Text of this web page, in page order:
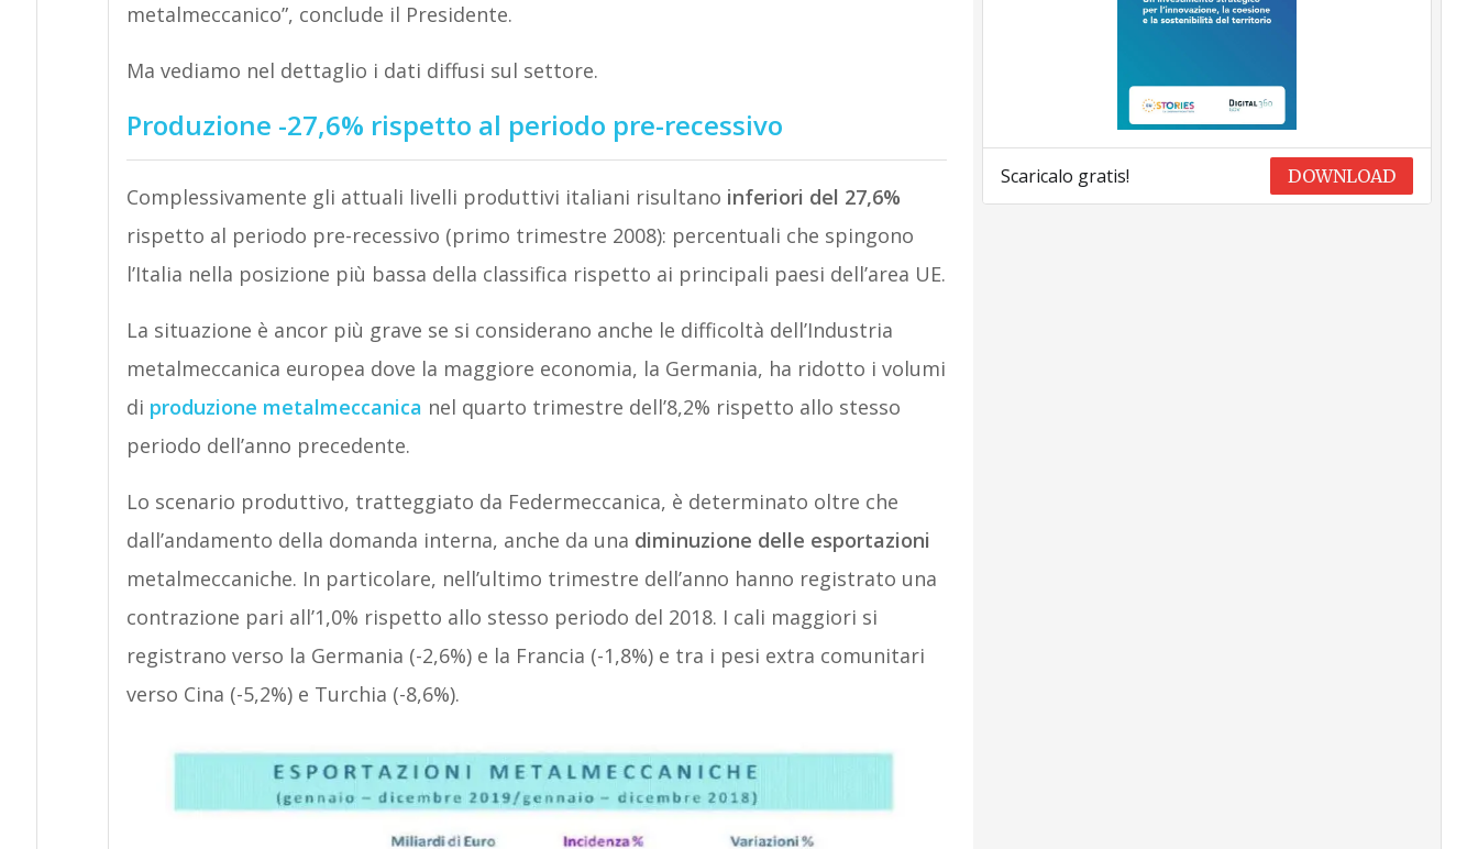
metalmeccanico”, conclude il Presidente.
Ma vediamo nel dettaglio i dati diffusi sul settore.
Produzione -27,6% rispetto al periodo pre-recessivo
Complessivamente gli attuali livelli produttivi italiani risultano inferiori del 27,6%
rispetto al periodo pre-recessivo (primo trimestre 2008): percentuali che spingono
l’Italia nella posizione più bassa della classifica rispetto ai principali paesi dell’area UE.
La situazione è ancor più grave se si considerano anche le difficoltà dell’Industria
metalmeccanica europea dove la maggiore economia, la Germania, ha ridotto i volumi
di produzione metalmeccanica nel quarto trimestre dell’8,2% rispetto allo stesso
periodo dell’anno precedente.
Lo scenario produttivo, tratteggiato da Federmeccanica, è determinato oltre che
dall’andamento della domanda interna, anche da una diminuzione delle esportazioni
metalmeccaniche. In particolare, nell’ultimo trimestre dell’anno hanno registrato una
contrazione pari all’1,0% rispetto allo stesso periodo del 2018. I cali maggiori si
registrano verso la Germania (-2,6%) e la Francia (-1,8%) e tra i pesi extra comunitari
verso Cina (-5,2%) e Turchia (-8,6%).
Scaricalo gratis! DOWNLOAD